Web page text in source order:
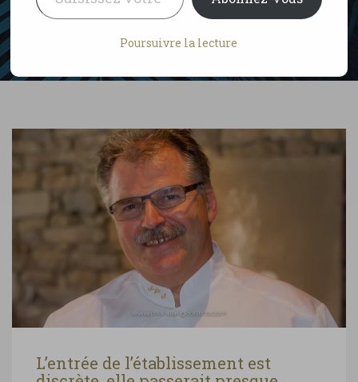
L’entrée de l’établissement est
Poursuivre la lecture